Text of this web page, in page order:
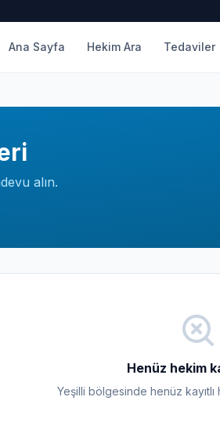
Ana Sayfa Hekim Ara Tedaviler
alın.
Henüz hekim
Yeşilli bölgesinde henüz kayıtlı